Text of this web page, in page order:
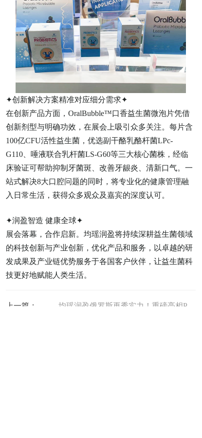
✦创新解决方案精准对应细分需求✦
在创新产品方面，OralBubble™口香益生菌微泡片凭借
创新剂型与明确功效，在展会上吸引众多关注。每片含
100亿CFU活性益生菌，优选副干酪乳酪杆菌LPc-
G110、唾液联合乳杆菌LS-G60等三大核心菌株，经临
床验证可帮助抑制牙菌斑、改善牙龈炎、清新口气。一
站式解决8大口腔问题的同时，将专业化的健康管理融
入日常生活，获得众多观众及嘉宾的深度认可。
✦润盈智造 健康全球✦
展会落幕，合作启新。均瑶润盈将持续深耕益生菌领域
的科技创新与产业创新，优化产品和服务，以卓越的研
发成果及产业链优势服务于各国客户伙伴，让益生菌科
技更好地赋能人类生活。
上一篇：
均瑶润盈俄罗斯再秀实力！重磅亮相Pharmtech & Ingredients 2025，六钻标准发酵剂与AKK菌株备受瞩目